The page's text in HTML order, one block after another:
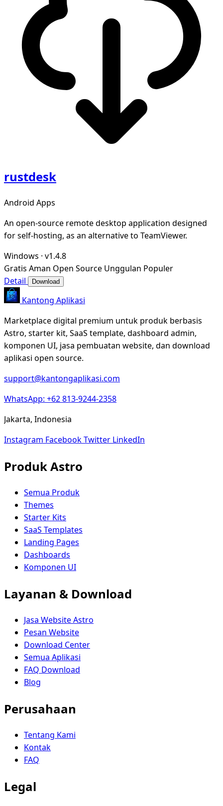
rustdesk
Android Apps
An open-source remote desktop application designed
for self-hosting, as an alternative to TeamViewer.
Windows · v1.4.8
Gratis Aman Open Source Unggulan Populer
Detail
Download
Kantong Aplikasi
Marketplace digital premium untuk produk berbasis
Astro, starter kit, SaaS template, dashboard admin,
komponen UI, jasa pembuatan website, dan download
aplikasi open source.
support@kantongaplikasi.com
WhatsApp: +62 813-9244-2358
Jakarta, Indonesia
Instagram FacebookTwitter LinkedIn
Produk Astro
Semua Produk
Themes
Starter Kits
SaaS Templates
Landing Pages
Dashboards
Komponen UI
Layanan & Download
Jasa Website Astro
Pesan Website
Download Center
Semua Aplikasi
FAQ Download
Blog
Perusahaan
Tentang Kami
Kontak
FAQ
Legal